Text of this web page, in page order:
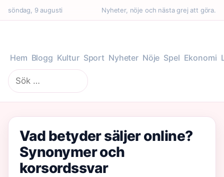
söndag, 9 augusti Nyheter, nöje och nästa grej att göra.
Hem Blogg Kultur Sport Nyheter Nöje Spel Ekonomi
Sök
efter:
Vad betyder säljer online?
Synonymer och
korsordssvar